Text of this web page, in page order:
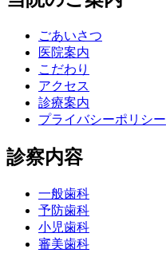
ごあいさつ
医院案内
こだわり
アクセス
診療案内
プライバシーポリシー
診察内容
一般歯科
予防歯科
小児歯科
審美歯科